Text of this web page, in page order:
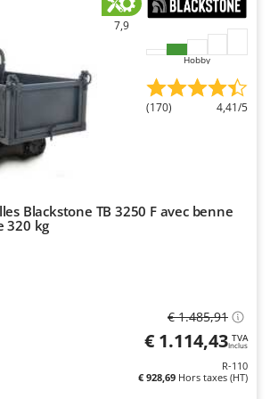
7,9
Hobby
(170) 4,41/5
Blackstone TB 3250 F avec benne
320 kg
€ 1.485,91
€ 1.114,43 TVA
Inclus
R-110
€ 928,69 Hors taxes (HT)